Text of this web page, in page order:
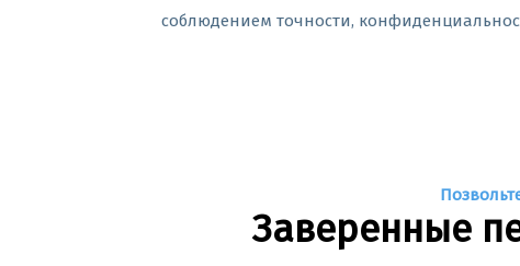
соблюдением точности,
Заверенные